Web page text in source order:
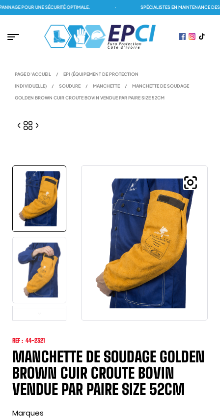
POUR UNE SÉCURITÉ OPTIMALE. SPÉCIALISTES EN MAINTENANCE DES
PAGE D'ACCUEIL / EPI (ÉQUIPEMENT DE PROTECTION
INDIVIDUELLE) / SOUDURE / MANCHETTE / MANCHETTE DE SOUDAGE
GOLDEN BROWN CUIR CROUTE BOVIN VENDUE PAR PAIRE SIZE 52CM
REF : 44-2321
MANCHETTE DE SOUDAGE GOLDEN
BROWN CUIR CROUTE BOVIN
VENDUE PAR PAIRE SIZE 52CM
Marques